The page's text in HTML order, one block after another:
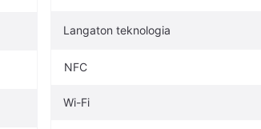
Langaton teknologia
NFC
Wi-Fi